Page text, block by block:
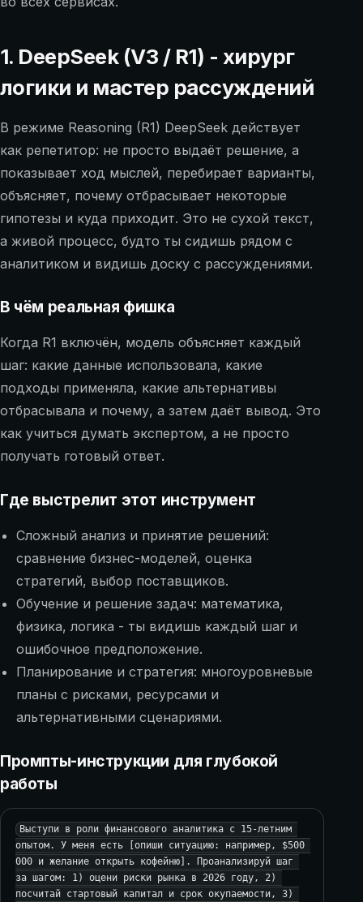
1. DeepSeek (V3 / R1) - хирург
логики и мастер рассуждений
В режиме Reasoning (R1) DeepSeek действует
как репетитор: не просто выдаёт решение, а
показывает ход мыслей, перебирает варианты,
объясняет, почему отбрасывает некоторые
гипотезы и куда приходит. Это не сухой текст,
а живой процесс, будто ты сидишь рядом с
аналитиком и видишь доску с рассуждениями.
В чём реальная фишка
Когда R1 включён, модель объясняет каждый
шаг: какие данные использовала, какие
подходы применяла, какие альтернативы
отбрасывала и почему, а затем даёт вывод. Это
как учиться думать экспертом, а не просто
получать готовый ответ.
Где выстрелит этот инструмент
Сложный анализ и принятие решений:
сравнение бизнес-моделей, оценка
стратегий, выбор поставщиков.
Обучение и решение задач: математика,
физика, логика - ты видишь каждый шаг и
ошибочное предположение.
Планирование и стратегия: многоуровневые
планы с рисками, ресурсами и
альтернативными сценариями.
Промпты-инструкции для глубокой
работы
Выступи в роли финансового аналитика с 15-летним
опытом. У меня есть [опиши ситуацию: например, $500
000 и желание открыть кофейню]. Проанализируй шаг
за шагом: 1) оцени риски рынка в 2026 году, 2)
посчитай стартовый капитал и срок окупаемости, 3)